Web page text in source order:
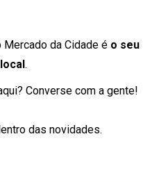
Mercado da Cidade é o seu
.
Converse com a gente!
das novidades.